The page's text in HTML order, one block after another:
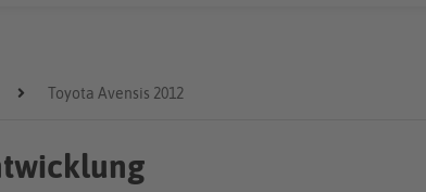
Toyota Avensis 2012